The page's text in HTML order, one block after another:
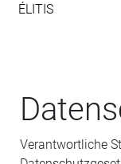
ÉLITIS
Verantwortliche